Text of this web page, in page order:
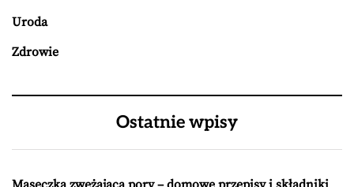
Uroda
Zdrowie
Ostatnie wpisy